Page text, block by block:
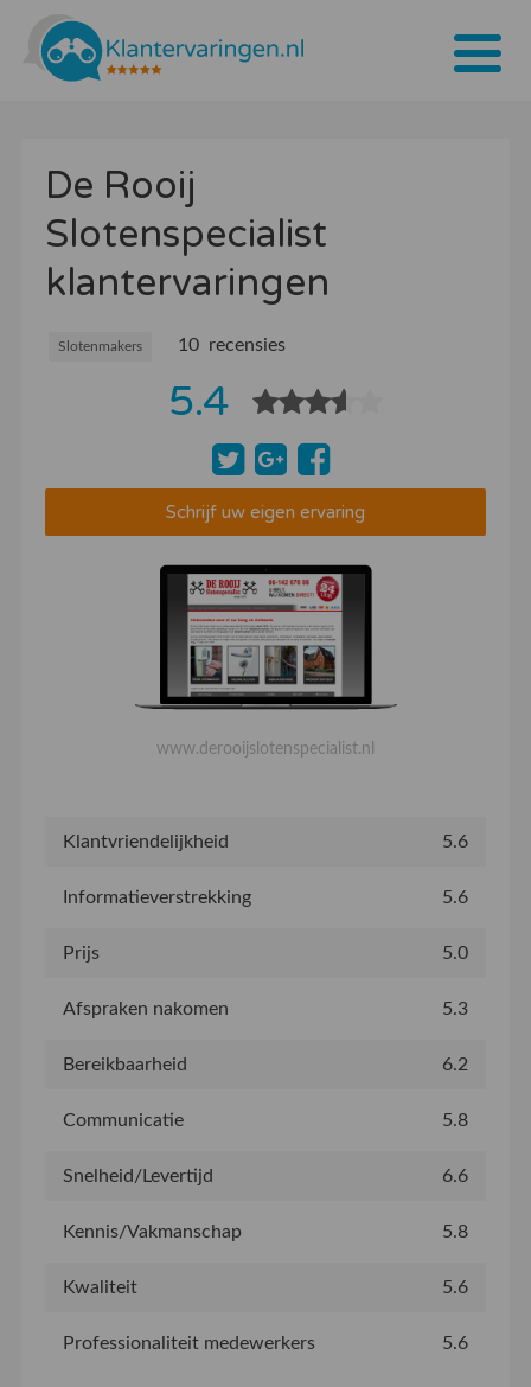
Tarieven
Bedrijven
Over ons
Blogs
De Rooij
Slotenspecialist
klantervaringen
Slotenmakers 10 recensies
5.4
Schrijf uw eigen ervaring
www.derooijslotenspecialist.nl
Klantvriendelijkheid 5.6
Informatieverstrekking 5.6
Prijs 5.0
Afspraken nakomen 5.3
Bereikbaarheid 6.2
Communicatie 5.8
Snelheid/Levertijd 6.6
Kennis/Vakmanschap 5.8
Kwaliteit 5.6
Professionaliteit medewerkers 5.6